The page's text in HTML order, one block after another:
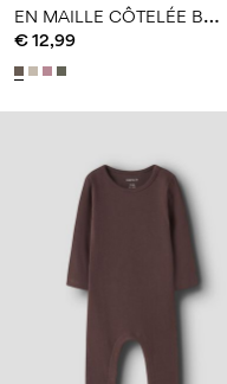
E
N MAILLE CÔTELÉE BARBOTEUSE
€ 12,99